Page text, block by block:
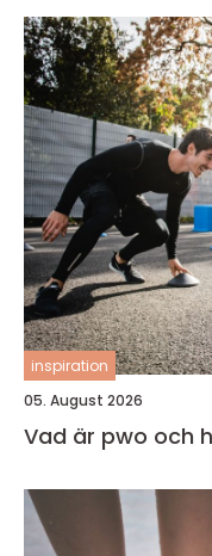
inspiration
05. August 2026
Vad är pwo och